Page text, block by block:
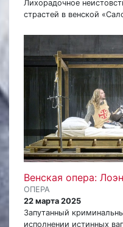
Лихорадочное
страстей в венской
Венская опера:
ОПЕРА
22 марта 2025
Запутанный
исполнении истинных